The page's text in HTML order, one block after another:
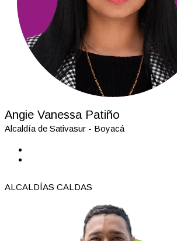
Angie Vanessa Patiño
Alcaldía de Sativasur - Boyacá
ALCALDÍAS CALDAS